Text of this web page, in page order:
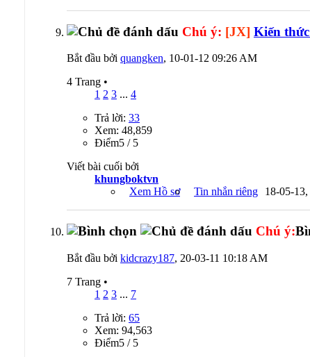
Chú ý: [JX] Kiến
Bắt đầu bởi quangken, 10-01-12 09:26 AM
4 Trang •
1 2 3 ... 4
Trả lời: 33
Xem: 48,859
Ðiểm5 / 5
Viết bài cuối bởi
khungboktvn
Xem Hồ sơ
Tin nhắn riêng 18-05-13,
Chú ý:
Bắt đầu bởi kidcrazy187, 20-03-11 10:18 AM
7 Trang •
1 2 3 ... 7
Trả lời: 65
Xem: 94,563
Ðiểm5 / 5